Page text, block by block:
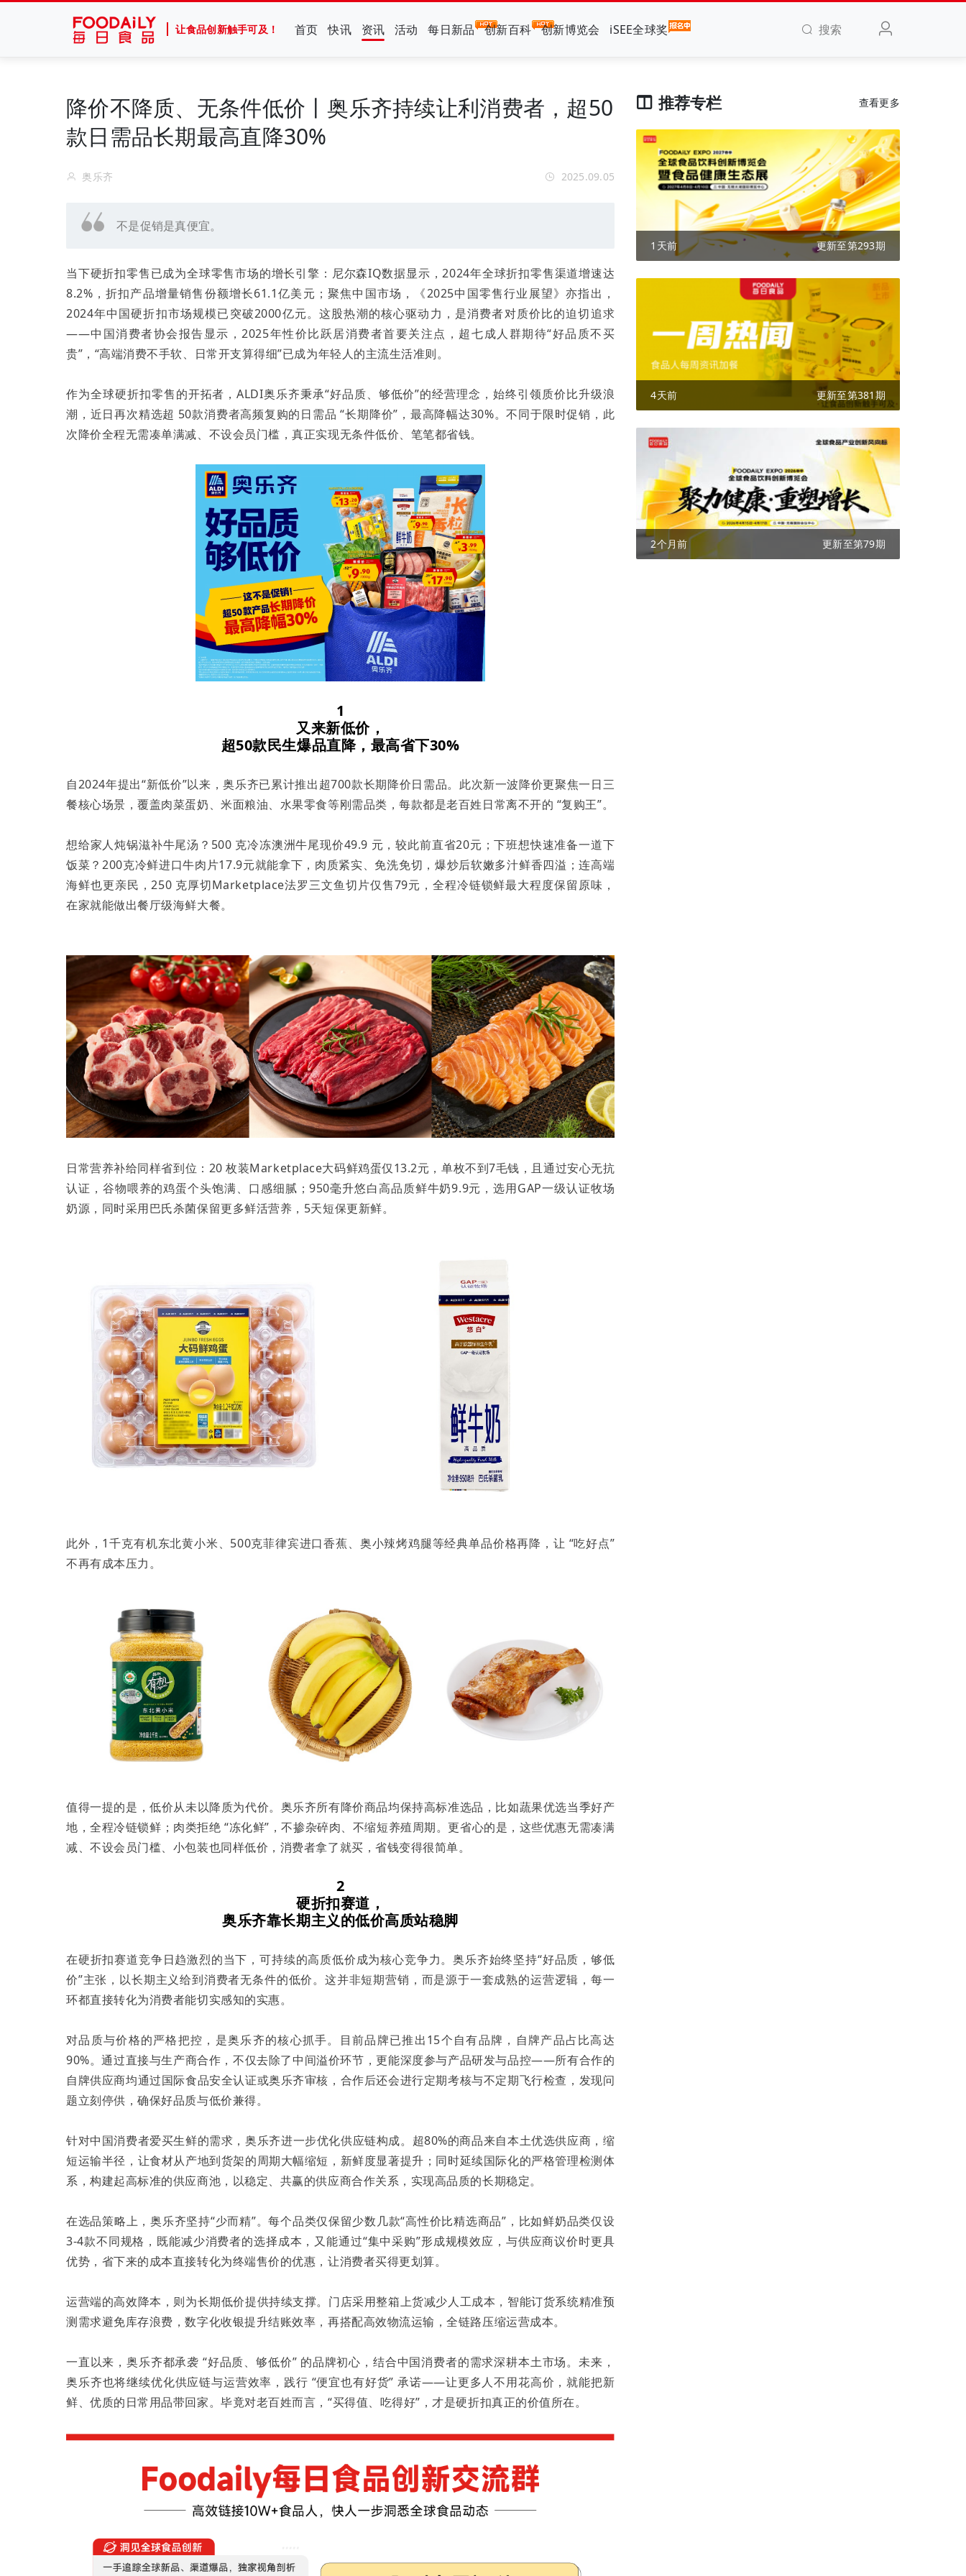
让食品创新触手可及！ 首页 快讯 资讯 活动 每日新品 创新百科 创新博览会 iSEE全球奖 搜索
降价不降质、无条件低价丨奥乐齐持续让利消费者，超50
款日需品长期最高直降30%
奥乐齐 2025.09.05
不是促销是真便宜。
当下硬折扣零售已成为全球零售市场的增长引擎：尼尔森IQ数据显示，2024年全球折扣零售渠道增速达
8.2%，折扣产品增量销售份额增长61.1亿美元；聚焦中国市场，《2025中国零售行业展望》亦指出，
2024年中国硬折扣市场规模已突破2000亿元。这股热潮的核心驱动力，是消费者对质价比的迫切追求
——中国消费者协会报告显示，2025年性价比跃居消费者首要关注点，超七成人群期待“好品质不买
贵”，“高端消费不手软、日常开支算得细”已成为年轻人的主流生活准则。
作为全球硬折扣零售的开拓者，ALDI奥乐齐秉承“好品质、够低价”的经营理念，始终引领质价比升级浪
潮，近日再次精选超 50款消费者高频复购的日需品 “长期降价”，最高降幅达30%。不同于限时促销，此
次降价全程无需凑单满减、不设会员门槛，真正实现无条件低价、笔笔都省钱。
1
又来新低价，
超50款民生爆品直降，最高省下30%
自2024年提出“新低价”以来，奥乐齐已累计推出超700款长期降价日需品。此次新一波降价更聚焦一日三
餐核心场景，覆盖肉菜蛋奶、米面粮油、水果零食等刚需品类，每款都是老百姓日常离不开的 “复购王”。
想给家人炖锅滋补牛尾汤？500 克冷冻澳洲牛尾现价49.9 元，较此前直省20元；下班想快速准备一道下
饭菜？200克冷鲜进口牛肉片17.9元就能拿下，肉质紧实、免洗免切，爆炒后软嫩多汁鲜香四溢；连高端
海鲜也更亲民，250 克厚切Marketplace法罗三文鱼切片仅售79元，全程冷链锁鲜最大程度保留原味，
在家就能做出餐厅级海鲜大餐。
日常营养补给同样省到位：20 枚装Marketplace大码鲜鸡蛋仅13.2元，单枚不到7毛钱，且通过安心无抗
认证，谷物喂养的鸡蛋个头饱满、口感细腻；950毫升悠白高品质鲜牛奶9.9元，选用GAP一级认证牧场
奶源，同时采用巴氏杀菌保留更多鲜活营养，5天短保更新鲜。
此外，1千克有机东北黄小米、500克菲律宾进口香蕉、奥小辣烤鸡腿等经典单品价格再降，让 “吃好点”
不再有成本压力。
值得一提的是，低价从未以降质为代价。奥乐齐所有降价商品均保持高标准选品，比如蔬果优选当季好产
地，全程冷链锁鲜；肉类拒绝 “冻化鲜”，不掺杂碎肉、不缩短养殖周期。更省心的是，这些优惠无需凑满
减、不设会员门槛、小包装也同样低价，消费者拿了就买，省钱变得很简单。
2
硬折扣赛道，
奥乐齐靠长期主义的低价高质站稳脚
在硬折扣赛道竞争日趋激烈的当下，可持续的高质低价成为核心竞争力。奥乐齐始终坚持“好品质，够低
价”主张，以长期主义给到消费者无条件的低价。这并非短期营销，而是源于一套成熟的运营逻辑，每一
环都直接转化为消费者能切实感知的实惠。
对品质与价格的严格把控，是奥乐齐的核心抓手。目前品牌已推出15个自有品牌，自牌产品占比高达
90%。通过直接与生产商合作，不仅去除了中间溢价环节，更能深度参与产品研发与品控——所有合作的
自牌供应商均通过国际食品安全认证或奥乐齐审核，合作后还会进行定期考核与不定期飞行检查，发现问
题立刻停供，确保好品质与低价兼得。
针对中国消费者爱买生鲜的需求，奥乐齐进一步优化供应链构成。超80%的商品来自本土优选供应商，缩
短运输半径，让食材从产地到货架的周期大幅缩短，新鲜度显著提升；同时延续国际化的严格管理检测体
系，构建起高标准的供应商池，以稳定、共赢的供应商合作关系，实现高品质的长期稳定。
在选品策略上，奥乐齐坚持“少而精”。每个品类仅保留少数几款“高性价比精选商品”，比如鲜奶品类仅设
3-4款不同规格，既能减少消费者的选择成本，又能通过“集中采购”形成规模效应，与供应商议价时更具
优势，省下来的成本直接转化为终端售价的优惠，让消费者买得更划算。
运营端的高效降本，则为长期低价提供持续支撑。门店采用整箱上货减少人工成本，智能订货系统精准预
测需求避免库存浪费，数字化收银提升结账效率，再搭配高效物流运输，全链路压缩运营成本。​
一直以来，奥乐齐都承袭 “好品质、够低价” 的品牌初心，结合中国消费者的需求深耕本土市场。未来，
奥乐齐也将继续优化供应链与运营效率，践行 “便宜也有好货” 承诺——让更多人不用花高价，就能把新
鲜、优质的日常用品带回家。毕竟对老百姓而言，“买得值、吃得好”，才是硬折扣真正的价值所在。
推荐专栏 查看更多
1天前 更新至第293期
4天前 更新至第381期
2个月前 更新至第79期